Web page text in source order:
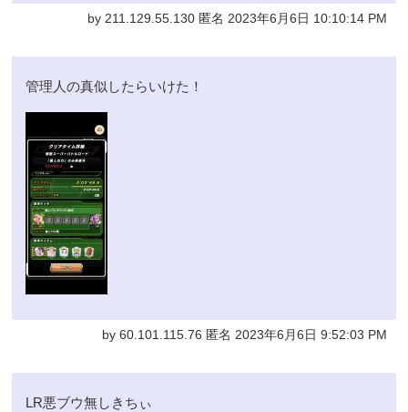
by 211.129.55.130 匿名 2023年6月6日 10:10:14 PM
管理人の真似したらいけた！
by 60.101.115.76 匿名 2023年6月6日 9:52:03 PM
LR悪ブウ無しきちぃ